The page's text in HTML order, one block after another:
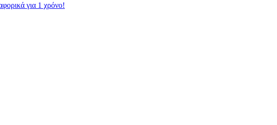
για 1 χρόνο!